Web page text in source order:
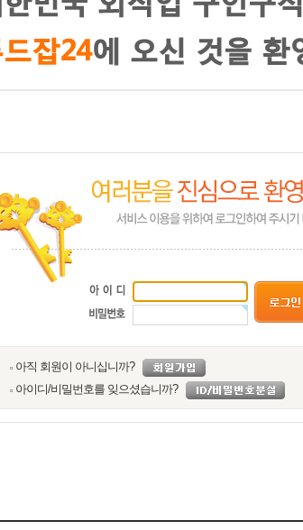
아직 회원이 아니십니까?
아이디/비밀번호를 잊으셨습니까?